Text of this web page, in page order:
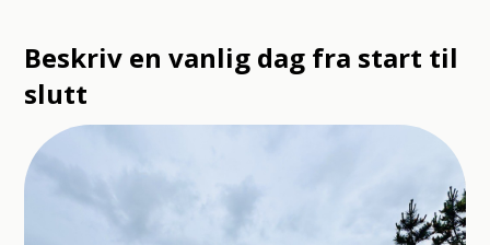
Beskriv en vanlig dag fra start til
slutt